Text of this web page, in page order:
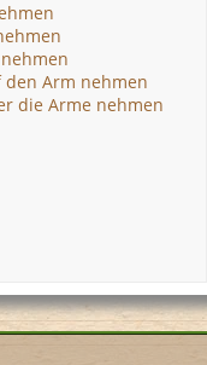
Arm nehmen
die Arme nehmen